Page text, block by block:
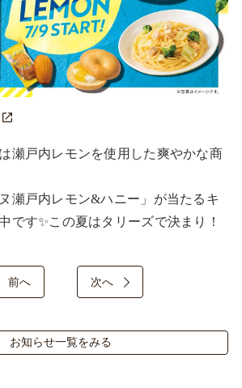
瀬戸内レモンを使用した爽やかな商
瀬戸内レモン&ハニー」が当たるキ
です✨この夏はタリーズで決まり！
前へ 次へ
お知らせ一覧をみる